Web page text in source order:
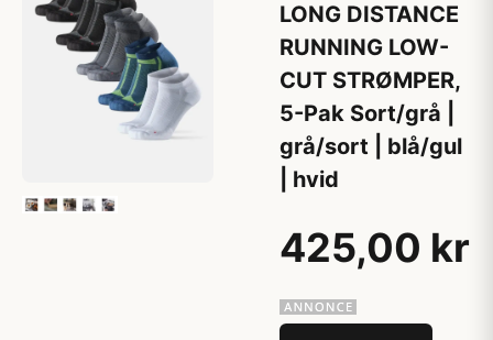
LONG DISTANCE
RUNNING LOW-
CUT STRØMPER,
5-Pak Sort/grå |
grå/sort | blå/gul
| hvid
425,00 kr